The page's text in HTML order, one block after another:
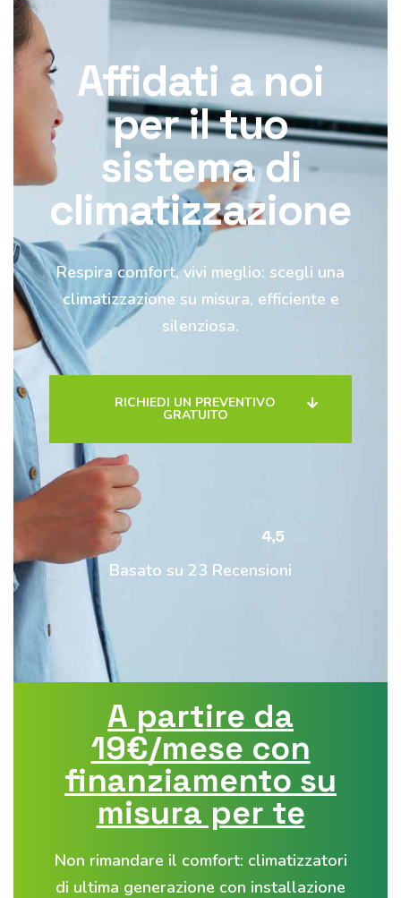
Affidati a noi
per il tuo
sistema di
climatizzazione
Respira comfort, vivi meglio: scegli una
climatizzazione su misura, efficiente e
silenziosa.
RICHIEDI UN PREVENTIVO
GRATUITO
4,5
Basato su 23 Recensioni
A partire da
19€/mese con
finanziamento su
misura per te
Non rimandare il comfort: climatizzatori
di ultima generazione con installazione